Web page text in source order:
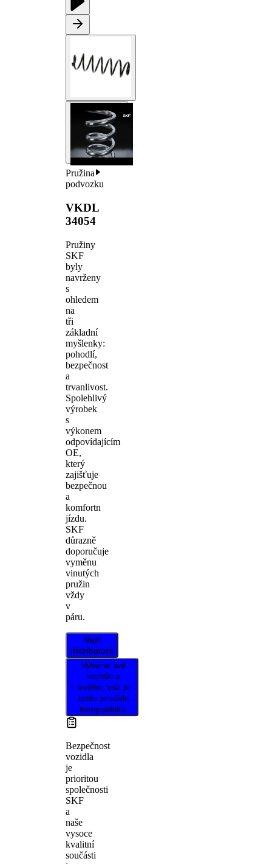
Pružina
podvozku
VKDL
34054
Pružiny
SKF
byly
navrženy
s
ohledem
na
tři
základní
myšlenky:
pohodlí,
bezpečnost
a
trvanlivost.
Spolehlivý
výrobek
s
výkonem
odpovídajícím
OE,
který
zajišťuje
bezpečnou
a
komfortn
jízdu.
SKF
důrazně
doporučuje
vyměnu
vinutých
pružin
vždy
v
páru.
Najít
distributora
Vyberte své
vozidlo a
ověřte, zda je
tento produkt
kompatibilní.
Bezpečnost
vozidla
je
prioritou
společnosti
SKF
a
naše
vysoce
kvalitní
součásti